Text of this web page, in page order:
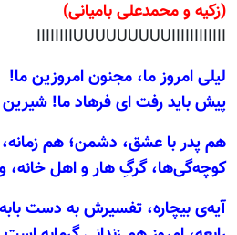
(زکیه و محمدعلی بامیانی)
IIIIIIIIUUUUUUUUUIIIIIIIIIIII
لیلی امروز ما، مجنون امروزین ما!
پیش باید رفت ای فرهاد ما! شیرین
هم پدر با عشق، دشمن؛ هم
کوچه‌گی‌ها، گرگِ هار و اهل
آیه‌ی بیچاره، تفسیرش به دست